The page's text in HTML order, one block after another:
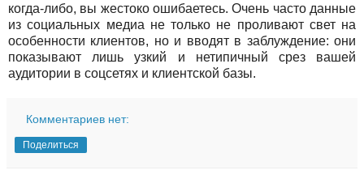
когда-либо, вы жестоко ошибаетесь. Очень часто данные
из социальных медиа не только не проливают свет на
особенности клиентов, но и вводят в заблуждение: они
показывают лишь узкий и нетипичный срез вашей
аудитории в соцсетях и клиентской базы.
Комментариев нет:
Поделиться